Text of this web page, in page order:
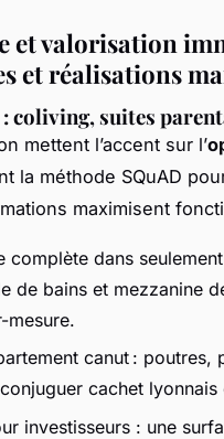
et valorisation
et réalisations
coliving, suites
mettent l’accent sur l’
la méthode SQuAD
maximisent
complète dans
de bains et mezzanine
mesure.
canut : poutres,
cachet
investisseurs : une